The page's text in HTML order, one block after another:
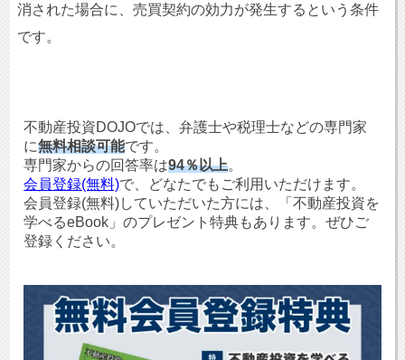
消された場合に、売買契約の効力が発生するという条件
です。
不動産投資DOJOでは、弁護士や税理士などの専門家
に無料相談可能です。
専門家からの回答率は94％以上。
会員登録(無料)で、どなたでもご利用いただけます。
会員登録(無料)していただいた方には、「不動産投資を
学べるeBook」のプレゼント特典もあります。ぜひご
登録ください。